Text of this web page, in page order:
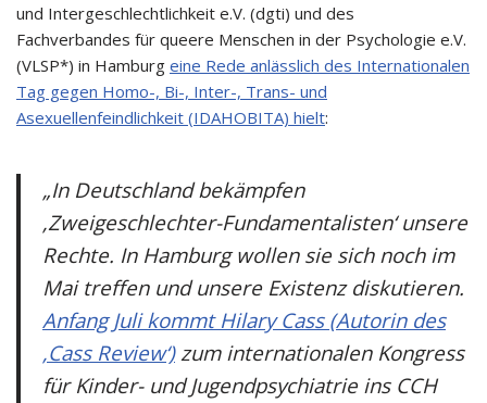
und Intergeschlechtlichkeit e.V. (dgti) und des
Fachverbandes für queere Menschen in der Psychologie e.V.
(VLSP*) in Hamburg eine Rede anlässlich des Internationalen
Tag gegen Homo-, Bi-, Inter-, Trans- und
Asexuellenfeindlichkeit (IDAHOBITA) hielt:
„In Deutschland bekämpfen
‚Zweigeschlechter-Fundamentalisten‘ unsere
Rechte. In Hamburg wollen sie sich noch im
Mai treffen und unsere Existenz diskutieren.
Anfang Juli kommt Hilary Cass (Autorin des
‚Cass Review‘)zum internationalen Kongress
für Kinder- und Jugendpsychiatrie ins CCH